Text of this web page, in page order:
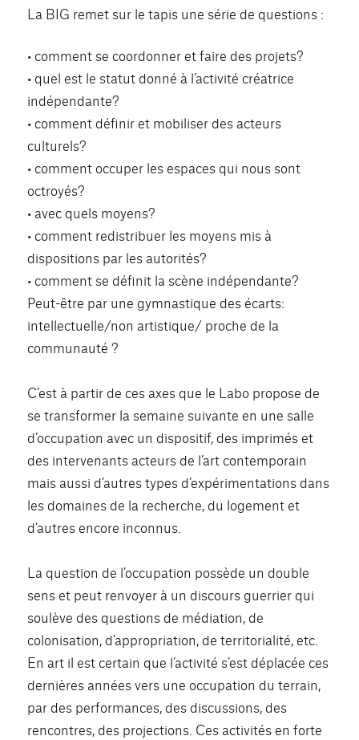
La BIG remet sur le tapis une série de questions :
• comment se coordonner et faire des projets?
• quel est le statut donné à l’activité créatrice
indépendante?
• comment définir et mobiliser des acteurs
culturels?
• comment occuper les espaces qui nous sont
octroyés?
• avec quels moyens?
• comment redistribuer les moyens mis à
dispositions par les autorités?
• comment se définit la scène indépendante?
Peut-être par une gymnastique des écarts:
intellectuelle/non artistique/ proche de la
communauté ?
C’est à partir de ces axes que le Labo propose de
se transformer la semaine suivante en une salle
d’occupation avec un dispositif, des imprimés et
des intervenants acteurs de l’art contemporain
mais aussi d’autres types d’expérimentations dans
les domaines de la recherche, du logement et
d’autres encore inconnus.
La question de l’occupation possède un double
sens et peut renvoyer à un discours guerrier qui
soulève des questions de médiation, de
colonisation, d’appropriation, de territorialité, etc.
En art il est certain que l’activité s’est déplacée ces
dernières années vers une occupation du terrain,
par des performances, des discussions, des
rencontres, des projections. Ces activités en forte